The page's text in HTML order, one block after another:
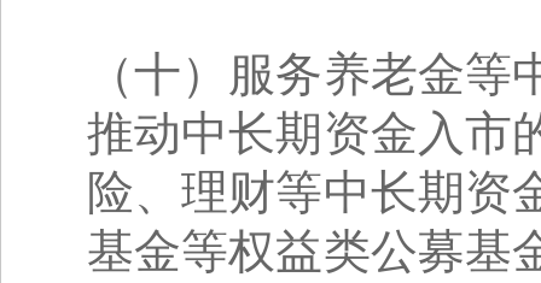
（十）服务养老金
推动中长期资金入市
险、理财等中长期资
基金等权益类公募基